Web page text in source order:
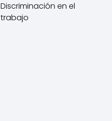
Discriminación en el
trabajo